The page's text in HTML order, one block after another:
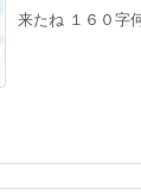
来たね １６０字